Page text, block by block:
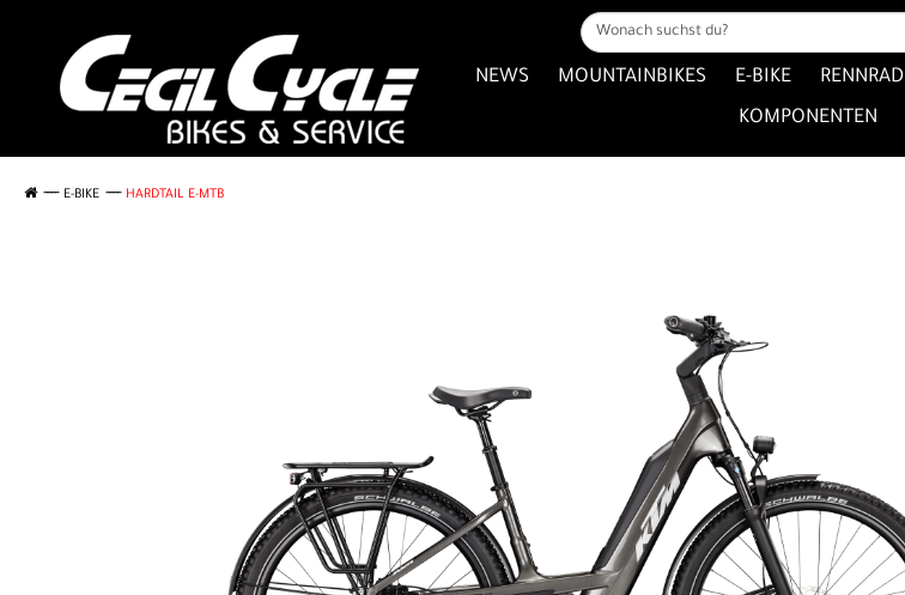
NEWS MOUNTAINBIKES E-BIKE RENNRAD
KOMPONENTEN
E-BIKE HARDTAIL E-MTB